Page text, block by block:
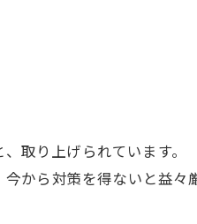
取り上げられています。
から対策を得ないと益々